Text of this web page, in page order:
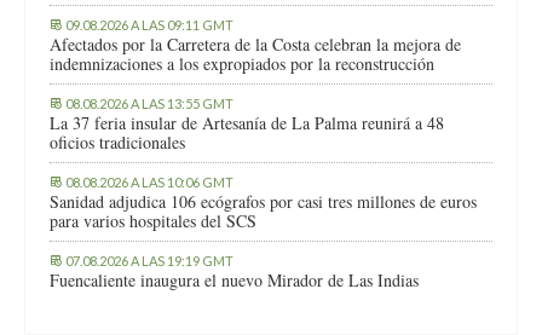
09.08.2026 A LAS 09:11 GMT
Afectados por la Carretera de la Costa celebran la mejora de
indemnizaciones a los expropiados por la reconstrucción
08.08.2026 A LAS 13:55 GMT
La 37 feria insular de Artesanía de La Palma reunirá a 48
oficios tradicionales
08.08.2026 A LAS 10:06 GMT
Sanidad adjudica 106 ecógrafos por casi tres millones de euros
para varios hospitales del SCS
07.08.2026 A LAS 19:19 GMT
Fuencaliente inaugura el nuevo Mirador de Las Indias